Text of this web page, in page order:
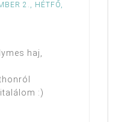
2., HÉTFŐ,
haj,
:)